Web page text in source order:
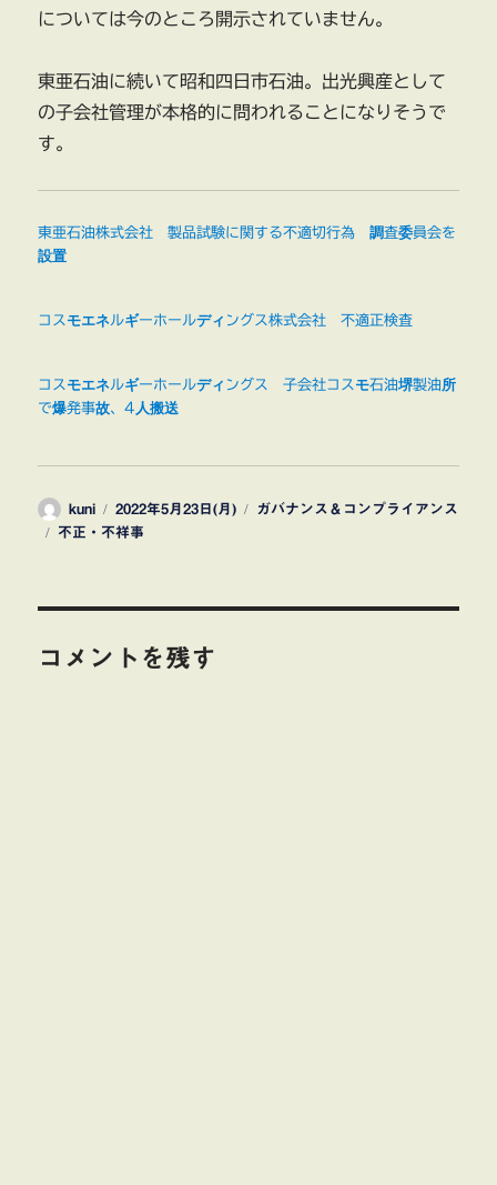
については今のところ開示されていません。
東亜石油に続いて昭和四日市石油。出光興産として
の子会社管理が本格的に問われることになりそうで
す。
東亜石油株式会社 製品試験に関する不適切行為 調査委員会を
設置
コスモエネルギーホールディングス株式会社 不適正検査
コスモエネルギーホールディングス 子会社コスモ石油堺製油所
で爆発事故、4人搬送
投
稿
kuni
投
稿
2022年5月23日(月)
カ
ガバナンス＆コンプライアンス
タ
不正・不祥事
コメントを残す